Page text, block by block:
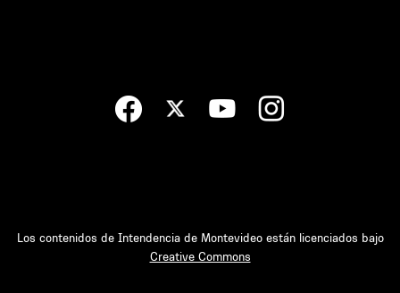
Los contenidos de Intendencia de Montevideo están licenciados bajo
Creative Commons